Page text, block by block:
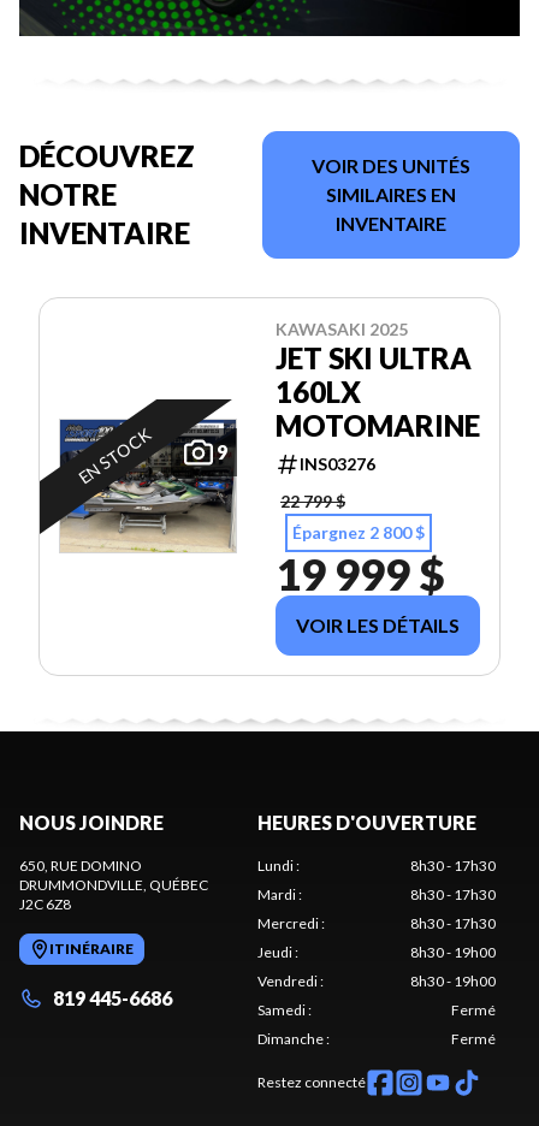
DÉCOUVREZ
NOTRE
INVENTAIRE
VOIR DES UNITÉS
SIMILAIRES EN
INVENTAIRE
9
EN STOCK
KAWASAKI 2025
JET SKI ULTRA
160LX
MOTOMARINE
INS03276
22 799 $
Épargnez 2 800 $
19 999 $
VOIR LES DÉTAILS
NOUS JOINDRE
650, RUE DOMINO
DRUMMONDVILLE, QUÉBEC
J2C 6Z8
ITINÉRAIRE
819 445-6686
HEURES D'OUVERTURE
Lundi:
8h30 - 17h30
Mardi:
8h30 - 17h30
Mercredi:
8h30 - 17h30
Jeudi:
8h30 - 19h00
Vendredi:
8h30 - 19h00
Samedi:
Fermé
Dimanche: Fermé
Restez connecté